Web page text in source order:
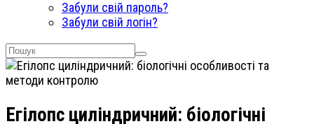
Забули свій пароль?
Забули свій логін?
Егілопс циліндричний: біологічні